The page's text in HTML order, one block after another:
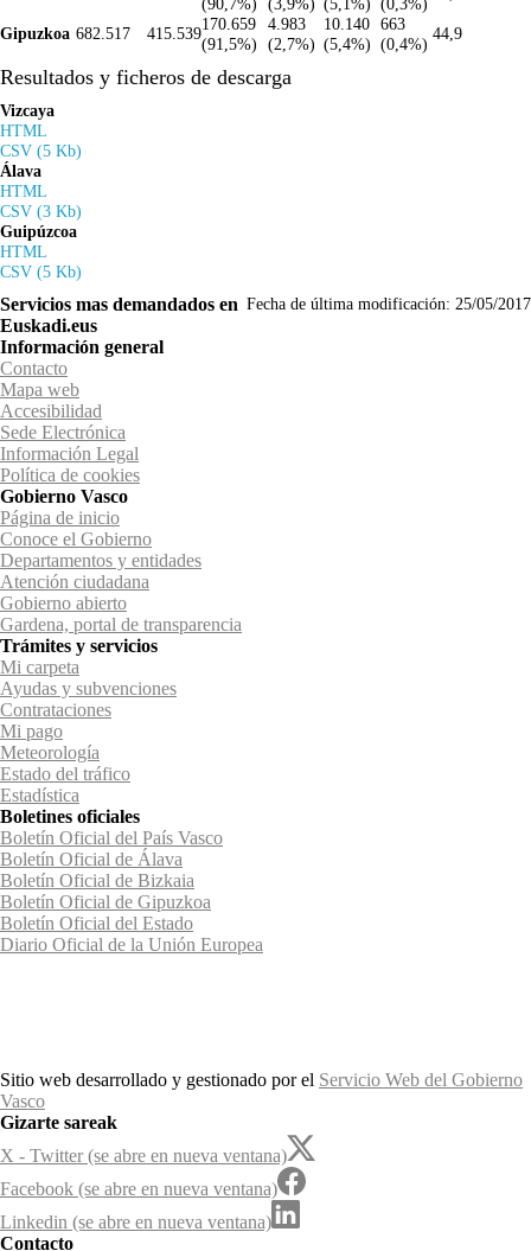
Gipuzkoa 682.517 415.539170.659
(91,5%)
4.983
(2,7%)
10.140
(5,4%)
663
(0,4%)
44,9
Resultados y ficheros de descarga
Vizcaya
HTML
CSV (5 Kb)
Álava
HTML
CSV (3 Kb)
Guipúzcoa
HTML
CSV (5 Kb)
Fecha de última modificación: 25/05/2017
Servicios mas demandados en
Euskadi.eus
Información general
Contacto
Mapa web
Accesibilidad
Sede Electrónica
Información Legal
Política de cookies
Gobierno Vasco
Página de inicio
Conoce el Gobierno
Departamentos y entidades
Atención ciudadana
Gobierno abierto
Gardena, portal de transparencia
Trámites y servicios
Mi carpeta
Ayudas y subvenciones
Contrataciones
Mi pago
Meteorología
Estado del tráfico
Estadística
Boletines oficiales
Boletín Oficial del País Vasco
Boletín Oficial de Álava
Boletín Oficial de Bizkaia
Boletín Oficial de Gipuzkoa
Boletín Oficial del Estado
Diario Oficial de la Unión Europea
Sitio web desarrollado y gestionado por el Servicio Web del Gobierno
Vasco
Gizarte sareak
X - Twitter (se abre en nueva ventana)
Facebook (se abre en nueva ventana)
Linkedin (se abre en nueva ventana)
Contacto